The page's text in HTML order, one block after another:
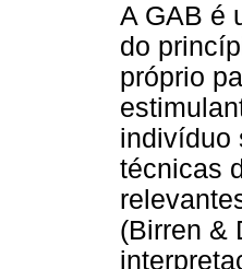
A GAB é
do
próprio
indivíduo
técnicas
(Birren &